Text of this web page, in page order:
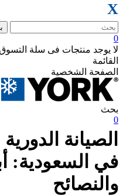
X
0
لا يوجد منتجات فى سلة التسوق
القائمة
الصفحة الشخصية
بحث
0
الصيانة
في السعودية:
والنصائح